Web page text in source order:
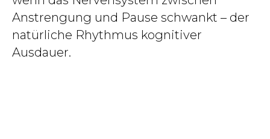
Anstrengung und Pause schwankt – der
natürliche Rhythmus kognitiver
Ausdauer.